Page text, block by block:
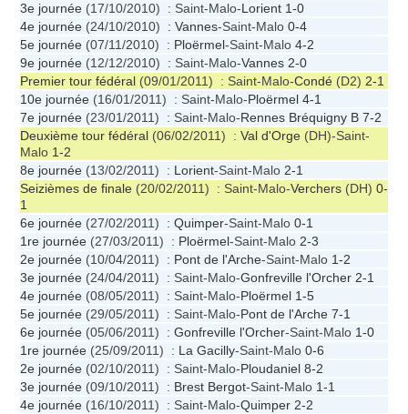
3e journée (17/10/2010) : Saint-Malo-Lorient 1-0
4e journée (24/10/2010) : Vannes-Saint-Malo 0-4
5e journée (07/11/2010) : Ploërmel-Saint-Malo 4-2
9e journée (12/12/2010) : Saint-Malo-Vannes 2-0
Premier tour fédéral (09/01/2011) : Saint-Malo-Condé (D2) 2-1
10e journée (16/01/2011) : Saint-Malo-Ploërmel 4-1
7e journée (23/01/2011) : Saint-Malo-Rennes Bréquigny B 7-2
Deuxième tour fédéral (06/02/2011) : Val d'Orge (DH)-Saint-
Malo 1-2
8e journée (13/02/2011) : Lorient-Saint-Malo 2-1
Seizièmes de finale (20/02/2011) : Saint-Malo-Verchers (DH) 0-
1
6e journée (27/02/2011) : Quimper-Saint-Malo 0-1
1re journée (27/03/2011) : Ploërmel-Saint-Malo 2-3
2e journée (10/04/2011) : Pont de l'Arche-Saint-Malo 1-2
3e journée (24/04/2011) : Saint-Malo-Gonfreville l'Orcher 2-1
4e journée (08/05/2011) : Saint-Malo-Ploërmel 1-5
5e journée (29/05/2011) : Saint-Malo-Pont de l'Arche 7-1
6e journée (05/06/2011) : Gonfreville l'Orcher-Saint-Malo 1-0
1re journée (25/09/2011) : La Gacilly-Saint-Malo 0-6
2e journée (02/10/2011) : Saint-Malo-Ploudaniel 8-2
3e journée (09/10/2011) : Brest Bergot-Saint-Malo 1-1
4e journée (16/10/2011) : Saint-Malo-Quimper 2-2